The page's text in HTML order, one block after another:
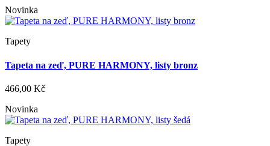
Novinka
Tapety
Tapeta na zeď, PURE HARMONY, listy bronz
466,00 Kč
Novinka
Tapety